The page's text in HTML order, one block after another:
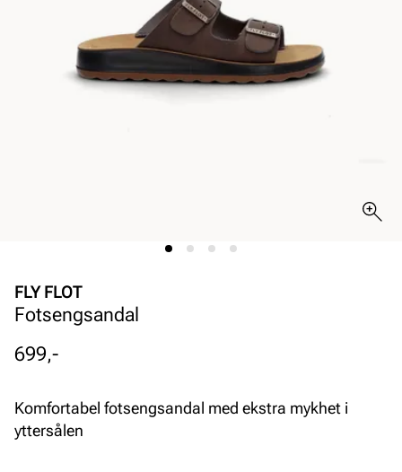
FLY FLOT
Fotsengsandal
Pris
699,-
Komfortabel fotsengsandal med ekstra mykhet i
yttersålen